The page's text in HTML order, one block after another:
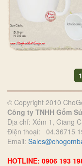
1
© Copyright 2010
Công ty TNHH Gốm
Địa chỉ: Xóm 1, Giang
Điện thoại: 04.36715
Email:
HOTLINE: 0906 193